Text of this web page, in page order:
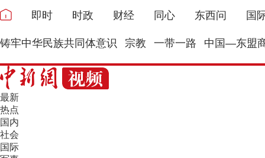
即时 时政 财经 同心 东西问 国
铸牢中华民族共同体意识 宗教 一带一路 中国—东盟
最新
热点
国内
社会
国际